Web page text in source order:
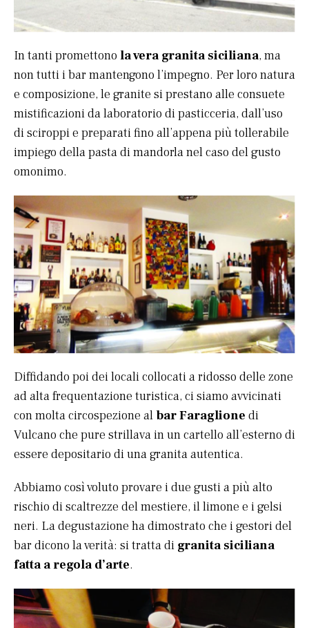
In tanti promettono la vera granita siciliana, ma
non tutti i bar mantengono l’impegno. Per loro natura
e composizione, le granite si prestano alle consuete
mistificazioni da laboratorio di pasticceria, dall’uso
di sciroppi e preparati fino all’appena più tollerabile
impiego della pasta di mandorla nel caso del gusto
omonimo.
Diffidando poi dei locali collocati a ridosso delle zone
ad alta frequentazione turistica, ci siamo avvicinati
con molta circospezione al bar Faraglione di
Vulcano che pure strillava in un cartello all’esterno di
essere depositario di una granita autentica.
Abbiamo così voluto provare i due gusti a più alto
rischio di scaltrezze del mestiere, il limone e i gelsi
neri. La degustazione ha dimostrato che i gestori del
bar dicono la verità: si tratta di granita siciliana
fatta a regola d’arte.